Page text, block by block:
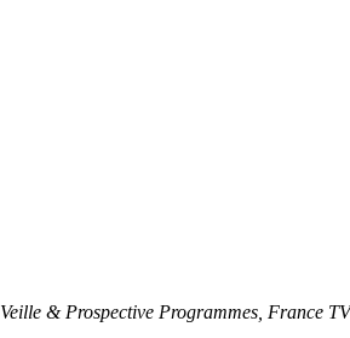
Veille & Prospective Programmes, France